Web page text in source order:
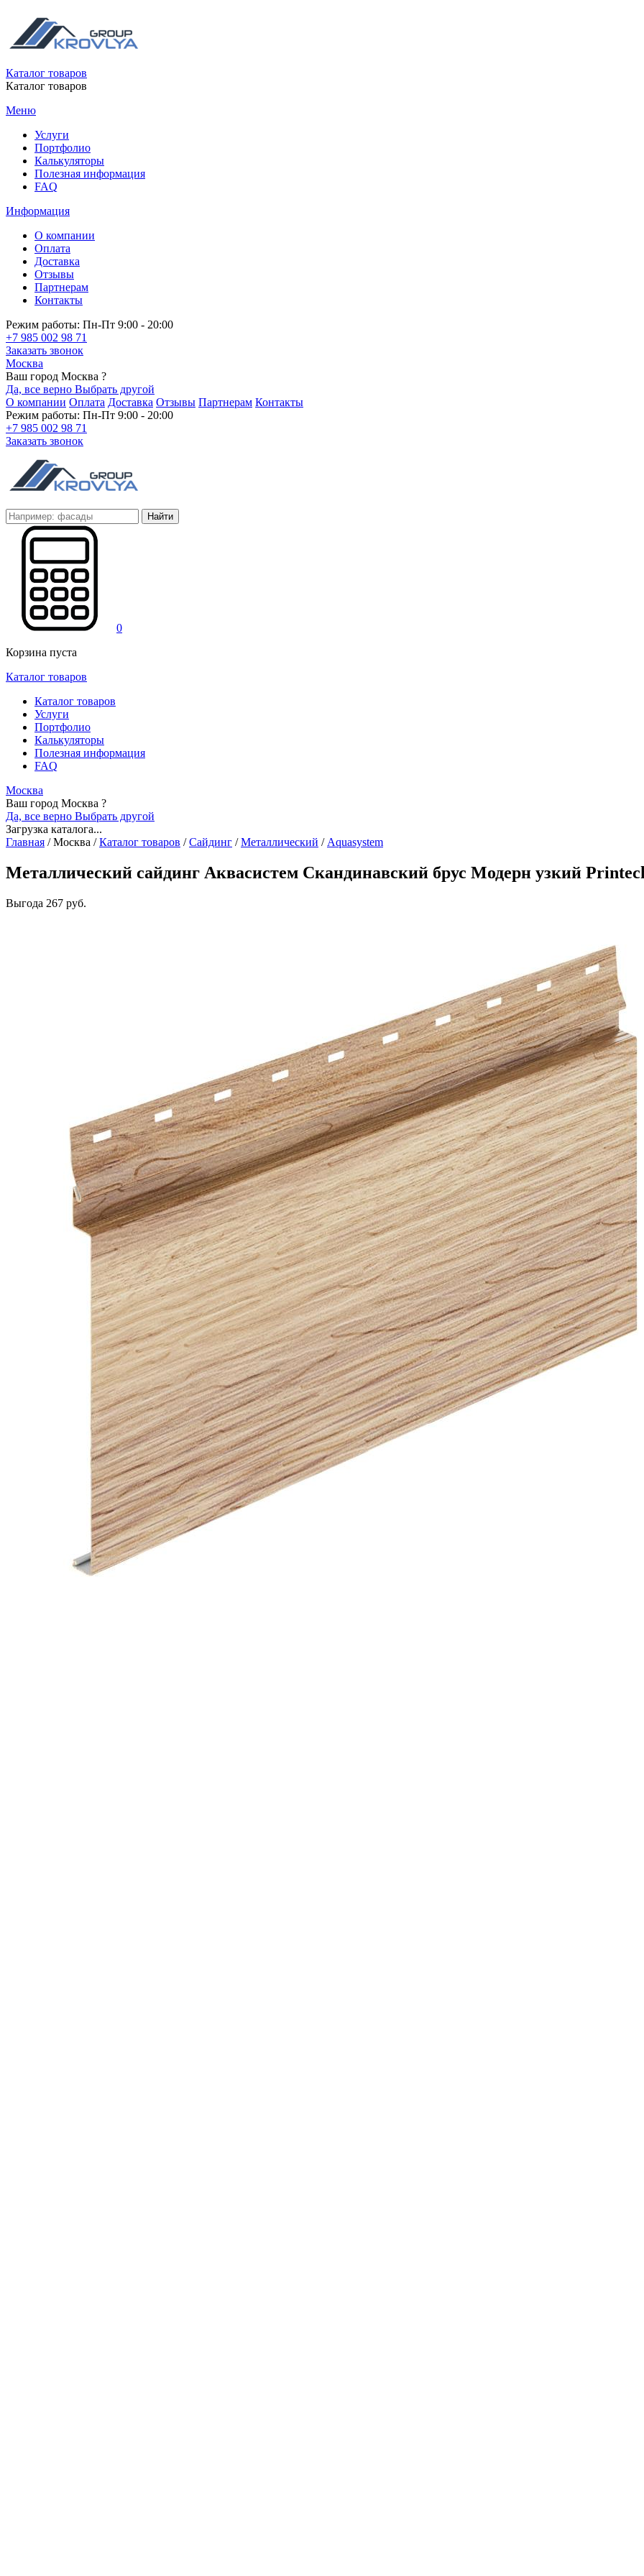
Каталог товаров
Каталог товаров
Меню
Услуги
Портфолио
Калькуляторы
Полезная информация
FAQ
Информация
О компании
Оплата
Доставка
Отзывы
Партнерам
Контакты
Режим работы: Пн-Пт 9:00 - 20:00
+7 985 002 98 71
Заказать звонок
Москва
Ваш город Москва ?
Да, все верно Выбрать другой
О компании Оплата Доставка Отзывы Партнерам Контакты
Режим работы: Пн-Пт 9:00 - 20:00
+7 985 002 98 71
Заказать звонок
Найти
0
Корзина пуста
Каталог товаров
Каталог товаров
Услуги
Портфолио
Калькуляторы
Полезная информация
FAQ
Москва
Ваш город Москва ?
Да, все верно Выбрать другой
Загрузка каталога...
Главная /Москва / Каталог товаров / Сайдинг / Металлический / Aquasystem
Металлический сайдинг Аквасистем Скандинавский брус Модерн узкий
Выгода 267 руб.